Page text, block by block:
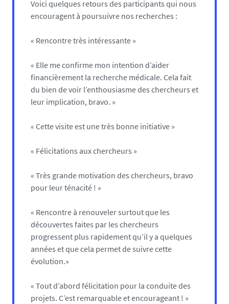
Voici quelques retours des participants qui nous
encouragent à poursuivre nos recherches :
« Rencontre très intéressante »
« Elle me confirme mon intention d’aider
financièrement la recherche médicale. Cela fait
du bien de voir l’enthousiasme des chercheurs et
leur implication, bravo. »
« Cette visite est une très bonne initiative »
« Félicitations aux chercheurs »
« Très grande motivation des chercheurs, bravo
pour leur ténacité ! »
« Rencontre à renouveler surtout que les
découvertes faites par les chercheurs
progressent plus rapidement qu’il y a quelques
années et que cela permet de suivre cette
évolution.»
« Tout d’abord félicitation pour la conduite des
projets. C’est remarquable et encourageant ! »